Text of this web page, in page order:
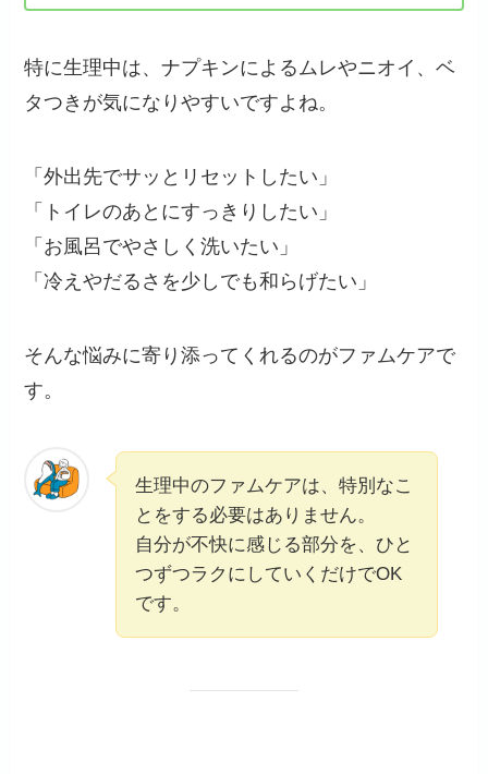
特に生理中は、ナプキンによるムレやニオイ、ベ
タつきが気になりやすいですよね。
「外出先でサッとリセットしたい」
「トイレのあとにすっきりしたい」
「お風呂でやさしく洗いたい」
「冷えやだるさを少しでも和らげたい」
そんな悩みに寄り添ってくれるのがファムケアで
す。
生理中のファムケアは、特別なこ
とをする必要はありません。
自分が不快に感じる部分を、ひと
つずつラクにしていくだけでOK
です。